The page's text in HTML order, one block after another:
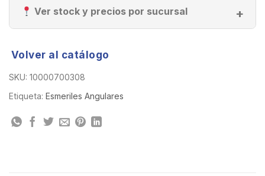
Ver stock y precios por sucursal
Volver al catálogo
SKU: 10000700308
Etiqueta: Esmeriles Angulares